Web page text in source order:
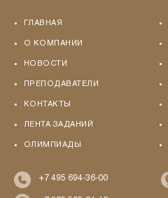
ГЛАВНАЯ
О КОМПАНИИ
НОВОСТИ
ПРЕПОДАВАТЕЛИ
КОНТАКТЫ
ЛЕНТА ЗАДАНИЙ
ОЛИМПИАДЫ
+7 495 694-36-00